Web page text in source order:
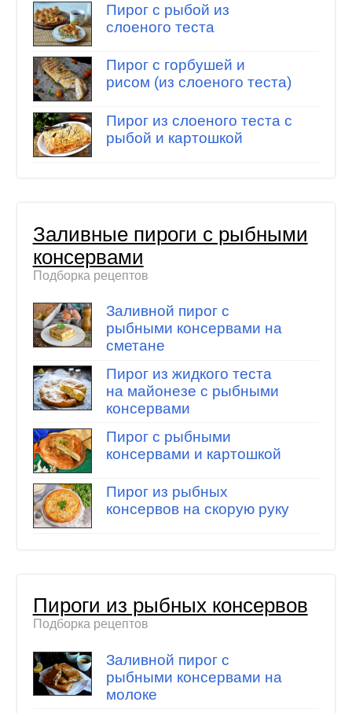
Пирог с рыбой из
слоеного теста
Пирог с горбушей и
рисом (из слоеного теста)
Пирог из слоеного теста с
рыбой и картошкой
Заливные пироги с рыбными
консервами
Подборка рецептов
Заливной пирог с
рыбными консервами на
сметане
Пирог из жидкого теста
на майонезе с рыбными
консервами
Пирог с рыбными
консервами и картошкой
Пирог из рыбных
консервов на скорую руку
Пироги из рыбных консервов
Подборка рецептов
Заливной пирог с
рыбными консервами на
молоке